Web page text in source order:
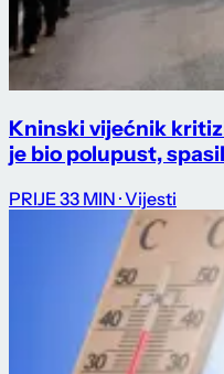
Kninski vijećnik
je bio polupust,
PRIJE 33 MIN · Vijesti